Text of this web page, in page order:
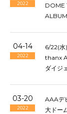
2022
DOME
ALBUM
04-14
2022
6/22(
thanx
ダイジ
03-20
2022
AAAデ
大ドー